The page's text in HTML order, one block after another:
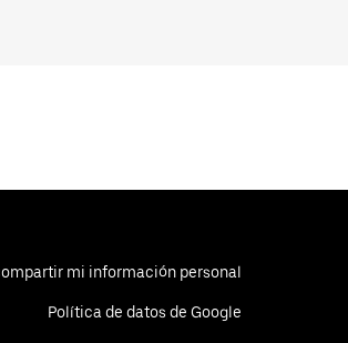
mi información personal
Política de datos de Google